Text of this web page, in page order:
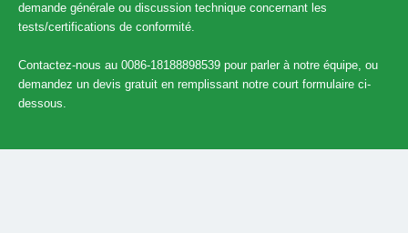
demande générale ou discussion technique concernant les
tests/certifications de conformité.
Contactez-nous au 0086-18188898539 pour parler à notre équipe, ou
demandez un devis gratuit en remplissant notre court formulaire ci-
dessous.